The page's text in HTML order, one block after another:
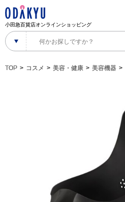
小田急百貨店オンラインショッピング
TOP コスメ 美容・健康 美容機器